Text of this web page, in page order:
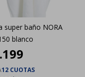
super baño NORA
blanco
12 CUOTAS